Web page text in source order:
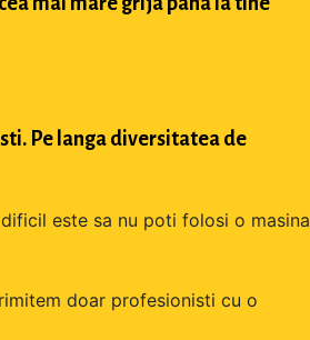
Pe langa diversitatea de
este sa nu poti folosi o masina
doar profesionisti cu o